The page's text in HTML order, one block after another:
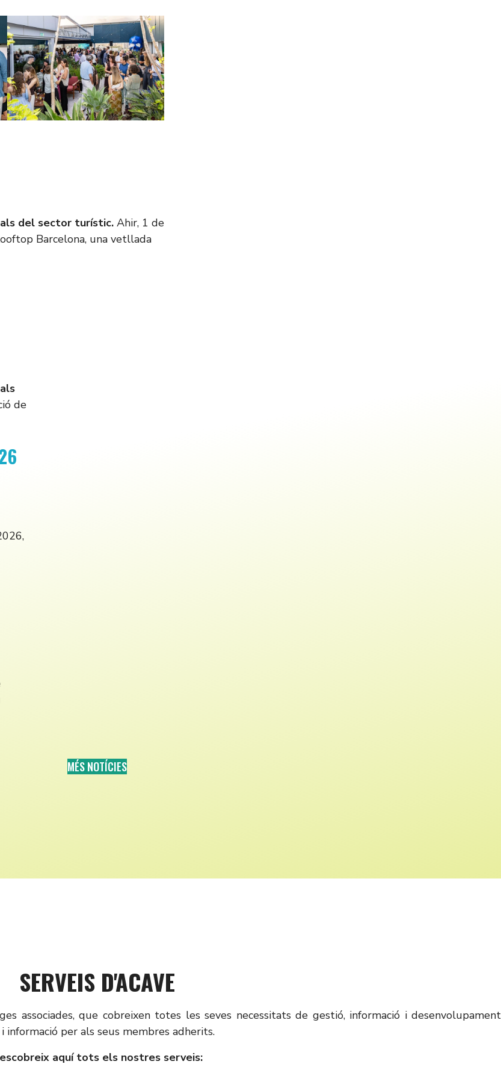
del sector turístic. Ahir, 1 de
Barcelona, una vetllada
de
MÉS NOTÍCIES
SERVEIS D'ACAVE
associades, que cobreixen totes les seves necessitats de gestió, informació i desenvolupament
per als seus membres adherits.
aquí tots els nostres serveis: